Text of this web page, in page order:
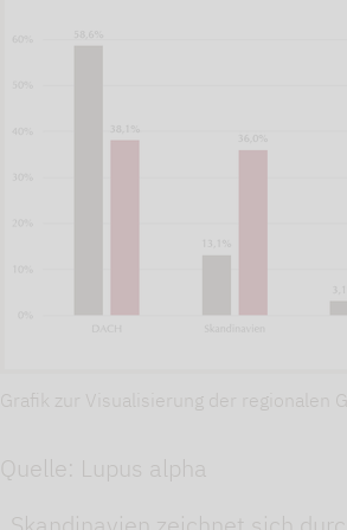
Grafik zur Visualisierung der regionalen
Quelle: Lupus alpha